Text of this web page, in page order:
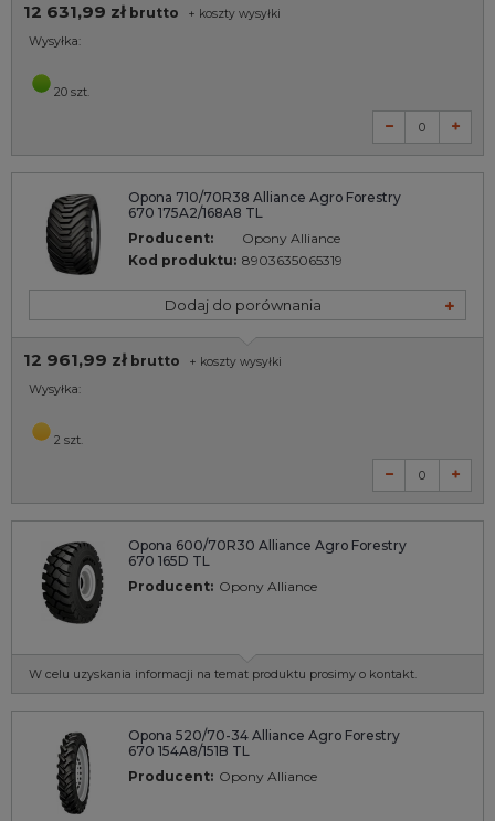
12 631,99 zł brutto + koszty wysyłki
Wysyłka:
20 szt.
Opona 710/70R38 Alliance Agro Forestry
670 175A2/168A8 TL
Producent:
Opony Alliance
Kod produktu: 8903635065319
Dodaj do porównania
12 961,99 zł brutto + koszty wysyłki
Wysyłka:
2 szt.
Opona 600/70R30 Alliance Agro Forestry
670 165D TL
Producent: Opony Alliance
W celu uzyskania informacji na temat produktu prosimy o kontakt.
Opona 520/70-34 Alliance Agro Forestry
670 154A8/151B TL
Producent: Opony Alliance